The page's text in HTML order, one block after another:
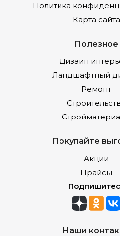
Политика
Карта сайта
Полезное
Дизайн
Ландшафтный
Ремонт
Покупайте
Акции
Прайсы
Наши